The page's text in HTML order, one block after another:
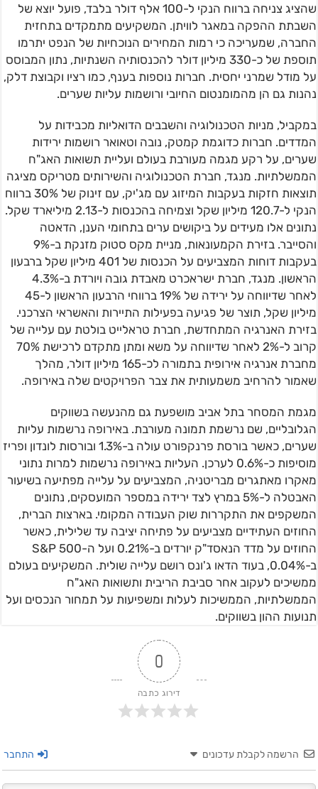
שהציג צניחה ברווח הנקי ל-100 אלף דולר בלבד, פועל יוצא של
השבתת ההפקה במאגר לוויתן. המשקיעים מתמקדים בתחזית
החברה, שמעריכה כי רמות המחירים הנוכחיות של הנפט יתרמו
תוספת של כ-330 מיליון דולר להכנסותיה השנתיות, נתון המבוסס
על מודל שמרני יחסית. חברות נוספות בענף, כמו רציו וקבוצת דלק,
נהנות גם הן מהמומנטום החיובי ורושמות עליות שערים.
במקביל, מניות הטכנולוגיה והשבבים הדואליות מכבידות על
המדדים. חברות כדוגמת קמטק, נובה וטאואר רושמות ירידות
שערים, על רקע מגמה מעורבת בעולם ועליית תשואות האג"ח
הממשלתיות. מנגד, חברת הטכנולוגיה והשירותים מטריקס מציגה
תוצאות חזקות בעקבות המיזוג עם מג'יק, עם זינוק של 30% ברווח
הנקי ל-120.7 מיליון שקל וצמיחה בהכנסות ל-2.13 מיליארד שקל.
נתונים אלו מעידים על ביקושים ערים בתחומי הענן, הדאטה
והסייבר. בזירת הקמעונאות, מניית מקס סטוק מזנקת ב-9%
בעקבות דוחות המצביעים על הכנסות של 401 מיליון שקל ברבעון
הראשון. מנגד, חברת ישראכרט מאבדת גובה ויורדת ב-4.3%
לאחר שדיווחה על ירידה של 19% ברווחי הרבעון הראשון ל-45
מיליון שקל, תוצר של פגיעה בפעילות התיירות והאשראי הצרכני.
בזירת האנרגיה המתחדשת, חברת טראלייט בולטת עם עלייה של
קרוב ל-2% לאחר שדיווחה על משא ומתן מתקדם לרכישת 70%
מחברת אנרגיה אירופית בתמורה לכ-165 מיליון דולר, מהלך
שאמור להרחיב משמעותית את צבר הפרויקטים שלה באירופה.
מגמת המסחר בתל אביב מושפעת גם מהנעשה בשווקים
הגלובליים, שם נרשמת תמונה מעורבת. באירופה נרשמות עליות
שערים, כאשר בורסת פרנקפורט עולה ב-1.3% ובורסות לונדון ופריז
מוסיפות כ-0.6% לערכן. העליות באירופה נרשמות למרות נתוני
מאקרו מאתגרים מבריטניה, המצביעים על עלייה מפתיעה בשיעור
האבטלה ל-5% במרץ לצד ירידה במספר המועסקים, נתונים
המשקפים את התקררות שוק העבודה המקומי. בארצות הברית,
החוזים העתידיים מצביעים על פתיחה יציבה עד שלילית, כאשר
החוזים על מדד הנאסד"ק יורדים ב-0.21% ועל ה-S&P 500
ב-0.04%, בעוד הדאו ג'ונס רושם עלייה שולית. המשקיעים בעולם
ממשיכים לעקוב אחר סביבת הריבית ותשואות האג"ח
הממשלתיות, הממשיכות לעלות ומשפיעות על תמחור הנכסים ועל
תנועות ההון בשווקים.
0
דירוג כתבה
הרשמה לקבלת עדכונים התחבר